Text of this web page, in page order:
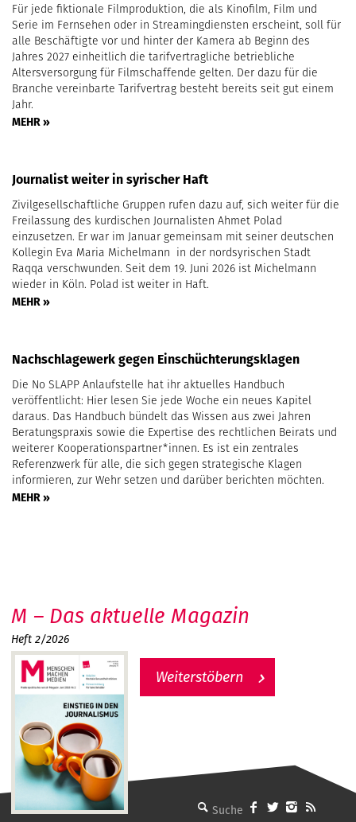
Für jede fiktionale Filmproduktion, die als Kinofilm, Film und
Serie im Fernsehen oder in Streamingdiensten erscheint, soll für
alle Beschäftigte vor und hinter der Kamera ab Beginn des
Jahres 2027 einheitlich die tarifvertragliche betriebliche
Altersversorgung für Filmschaffende gelten. Der dazu für die
Branche vereinbarte Tarifvertrag besteht bereits seit gut einem
Jahr.
MEHR »
Journalist weiter in syrischer Haft
Zivilgesellschaftliche Gruppen rufen dazu auf, sich weiter für die
Freilassung des kurdischen Journalisten Ahmet Polad
einzusetzen. Er war im Januar gemeinsam mit seiner deutschen
Kollegin Eva Maria Michelmann in der nordsyrischen Stadt
Raqqa verschwunden. Seit dem 19. Juni 2026 ist Michelmann
wieder in Köln. Polad ist weiter in Haft.
MEHR »
Nachschlagewerk gegen Einschüchterungsklagen
Die No SLAPP Anlaufstelle hat ihr aktuelles Handbuch
veröffentlicht: Hier lesen Sie jede Woche ein neues Kapitel
daraus. Das Handbuch bündelt das Wissen aus zwei Jahren
Beratungspraxis sowie die Expertise des rechtlichen Beirats und
weiterer Kooperationspartner*innen. Es ist ein zentrales
Referenzwerk für alle, die sich gegen strategische Klagen
informieren, zur Wehr setzen und darüber berichten möchten.
MEHR »
MMM - Menschen machen Medien
M – Das aktuelle Magazin
Heft 2/2026
Weiterstöbern